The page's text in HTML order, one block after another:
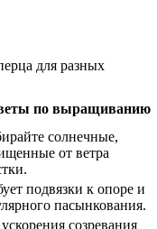
для разных
по выращиванию
солнечные,
от ветра
подвязки к опоре и
пасынкования.
созревания